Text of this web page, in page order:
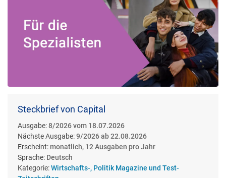
Steckbrief von Capital
Ausgabe:8/2026 vom 18.07.2026
Nächste Ausgabe:9/2026 ab 22.08.2026
Erscheint: monatlich, 12 Ausgaben pro Jahr
Sprache: Deutsch
Kategorie:Wirtschafts-, Politik Magazine und Test-